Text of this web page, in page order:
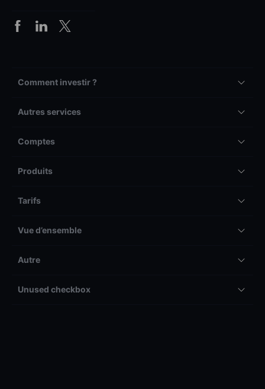
Comment investir ?
Autres services
Comptes
Produits
Tarifs
Vue d’ensemble
Autre
Unused checkbox